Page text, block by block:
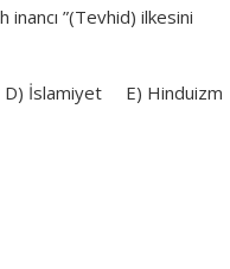
inancı ”(Tevhid) ilkesini
E) Hinduizm